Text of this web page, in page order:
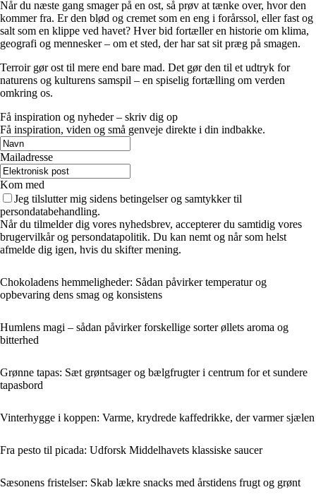
Når du næste gang smager på en ost, så prøv at tænke over, hvor den
kommer fra. Er den blød og cremet som en eng i forårssol, eller fast og
salt som en klippe ved havet? Hver bid fortæller en historie om klima,
geografi og mennesker – om et sted, der har sat sit præg på smagen.
Terroir gør ost til mere end bare mad. Det gør den til et udtryk for
naturens og kulturens samspil – en spiselig fortælling om verden
omkring os.
Få inspiration og nyheder – skriv dig op
Få inspiration, viden og små genveje direkte i din indbakke.
Mailadresse
Kom med
Jeg tilslutter mig sidens betingelser og samtykker til
persondatabehandling.
Når du tilmelder dig vores nyhedsbrev, accepterer du samtidig vores
brugervilkår og persondatapolitik. Du kan nemt og når som helst
afmelde dig igen, hvis du skifter mening.
Chokoladens hemmeligheder: Sådan påvirker temperatur og
opbevaring dens smag og konsistens
Humlens magi – sådan påvirker forskellige sorter øllets aroma og
bitterhed
Grønne tapas: Sæt grøntsager og bælgfrugter i centrum for et sundere
tapasbord
Vinterhygge i koppen: Varme, krydrede kaffedrikke, der varmer sjælen
Fra pesto til picada: Udforsk Middelhavets klassiske saucer
Sæsonens fristelser: Skab lækre snacks med årstidens frugt og grønt